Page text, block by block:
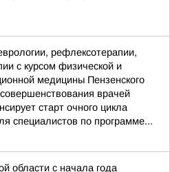
рефлексотерапии,
с курсом физической и
медицины Пензенского
врачей
старт очного цикла
специалистов по программе...
области с начала года